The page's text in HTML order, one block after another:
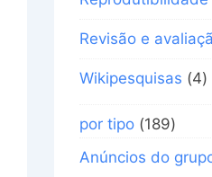
Revisão e
Wikipesquisas (4)
por tipo (189)
Anúncios do